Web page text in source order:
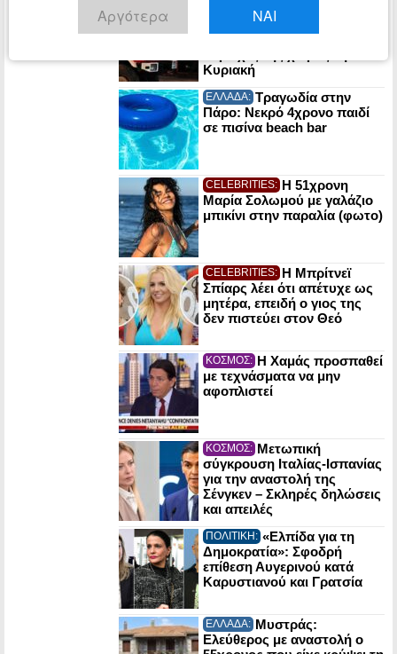
Πυρκαγιές:
«Κόκκινος συναγερμός» σε
Κυριακή
ΕΛΛΑΔΑ: Τραγωδία στην
Πάρο: Νεκρό 4χρονο παιδί
σε πισίνα beach bar
CELEBRITIES: Η 51χρονη
Μαρία Σολωμού με γαλάζιο
μπικίνι στην παραλία (φωτο)
CELEBRITIES: Η Μπρίτνεϊ
Σπίαρς λέει ότι απέτυχε ως
μητέρα, επειδή ο γιος της
δεν πιστεύει στον Θεό
ΚΟΣΜΟΣ: Η Χαμάς προσπαθεί
με τεχνάσματα να μην
αφοπλιστεί
ΚΟΣΜΟΣ: Μετωπική
σύγκρουση Ιταλίας-Ισπανίας
για την αναστολή της
Σένγκεν – Σκληρές δηλώσεις
και απειλές
ΠΟΛΙΤΙΚΗ: «Ελπίδα για τη
Δημοκρατία»: Σφοδρή
επίθεση Αυγερινού κατά
Καρυστιανού και Γρατσία
ΕΛΛΑΔΑ: Μυστράς:
Ελεύθερος με αναστολή ο
Αργότερα ΝΑΙ